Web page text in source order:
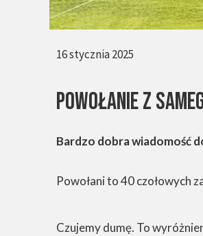
Bardzo dobra wiadomość
Powołani to 40 czołowych
Czujemy dumę. To
POWOŁANIE Z
16 stycznia 2025